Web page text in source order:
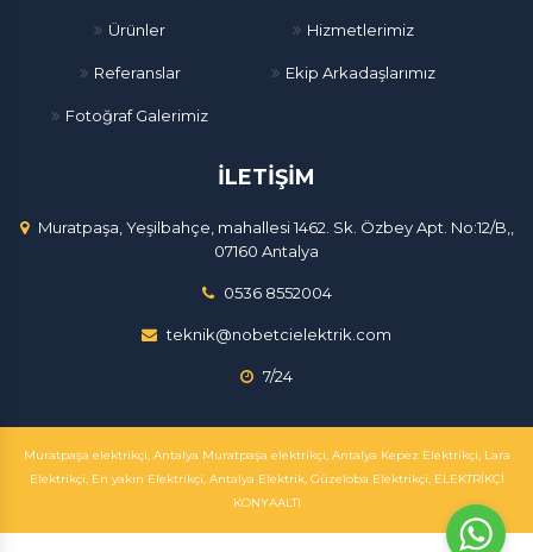
Ürünler Hizmetlerimiz
Referanslar Ekip Arkadaşlarımız
Fotoğraf Galerimiz
İLETİŞİM
Muratpaşa, Yeşilbahçe, mahallesi 1462. Sk. Özbey Apt. No:12/B,,
07160 Antalya
0536 8552004
teknik@nobetcielektrik.com
7/24
Muratpaşa elektrikçi, Antalya Muratpaşa elektrikçi, Antalya Kepez Elektrikçi, Lara
Elektrikçi, En yakın Elektrikçi, Antalya Elektrik, Güzeloba Elektrikçi, ELEKTRİKÇİ
KONYAALTI